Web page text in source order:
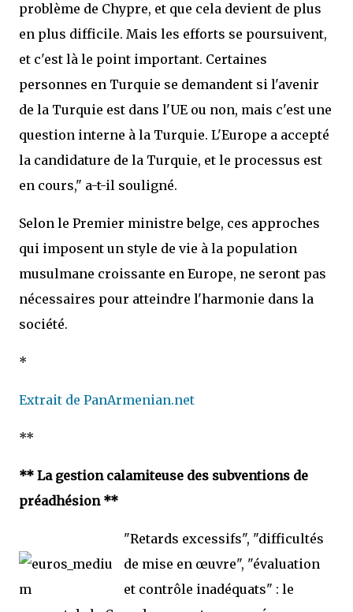
problème de Chypre, et que cela devient de plus
en plus difficile. Mais les efforts se poursuivent,
et c'est là le point important. Certaines
personnes en Turquie se demandent si l'avenir
de la Turquie est dans l'UE ou non, mais c'est une
question interne à la Turquie. L'Europe a accepté
la candidature de la Turquie, et le processus est
en cours," a-t-il souligné.
Selon le Premier ministre belge, ces approches
qui imposent un style de vie à la population
musulmane croissante en Europe, ne seront pas
nécessaires pour atteindre l'harmonie dans la
société.
*
Extrait de PanArmenian.net
**
** La gestion calamiteuse des subventions de
préadhésion **
"Retards excessifs", "difficultés
de mise en œuvre", "évaluation
et contrôle inadéquats" : le